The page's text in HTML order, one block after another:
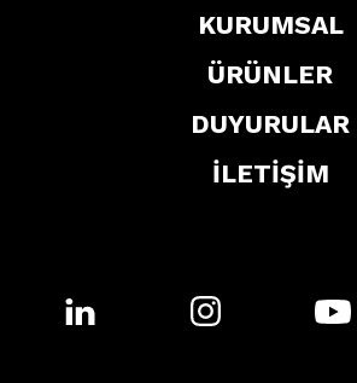
KURUMSAL
ÜRÜNLER
DUYURULAR
İLETİŞİM